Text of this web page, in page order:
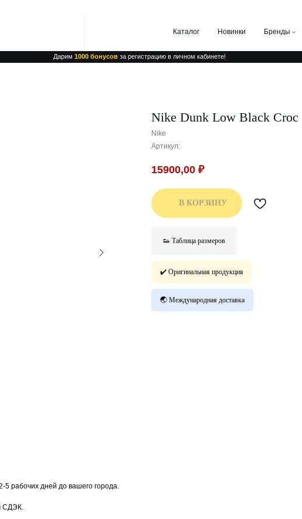
Дарим1000 бонусовза регистрацию в личном кабинете!
Бренды
Новинки
Nike Dunk Low Black Croc
Nike
Артикул:
15900,00 ₽
В КОРЗИНУ
👟 Таблица размеров
✔️ Оригинальная продукция
🌏 Международная доставка
5 рабочих дней до вашего города.
СДЭК.